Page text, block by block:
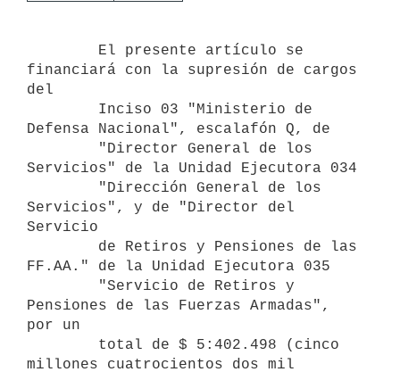
financiará con la supresión de cargos
del
Defensa Nacional", escalafón Q, de
Servicios" de la Unidad Ejecutora 034
Servicios", y de "Director del
Servicio
FF.AA." de la Unidad Ejecutora 035
Pensiones de las Fuerzas Armadas",
por un
millones cuatrocientos dos mil